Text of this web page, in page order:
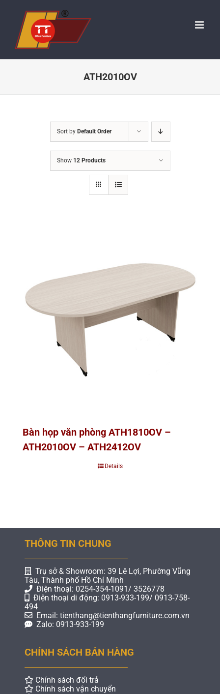
content
ATH2010OV
Sort by Default Order
Show 12 Products
Bàn họp văn phòng ATH1810OV –
ATH2010OV – ATH2412OV
Details
THÔNG TIN CHUNG
Trụ sở & Showroom: 39 Lê Lợi, Phường Vũng
Tàu, Thành phố Hồ Chí Minh
Điện thoại: 0254-354-1091/ 3526778
Điện thoại di động: 0913-933-199/ 0913-758-
494
Email: tienthang@tienthangfurniture.com.vn
Zalo: 0913-933-199
CHÍNH SÁCH BÁN HÀNG
Chính sách đổi trả
Chính sách vận chuyển